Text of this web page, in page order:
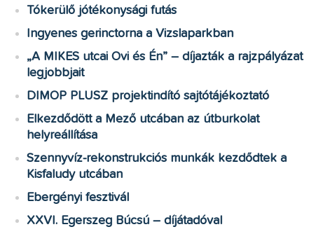
Tókerülő jótékonysági futás
Ingyenes gerinctorna a Vizslaparkban
„A MIKES utcai Ovi és Én” – díjazták a rajzpályázat
legjobbjait
DIMOP PLUSZ projektindító sajtótájékoztató
Elkezdődött a Mező utcában az útburkolat
helyreállítása
Szennyvíz-rekonstrukciós munkák kezdődtek a
Kisfaludy utcában
Ebergényi fesztivál
XXVI. Egerszeg Búcsú – díjátadóval